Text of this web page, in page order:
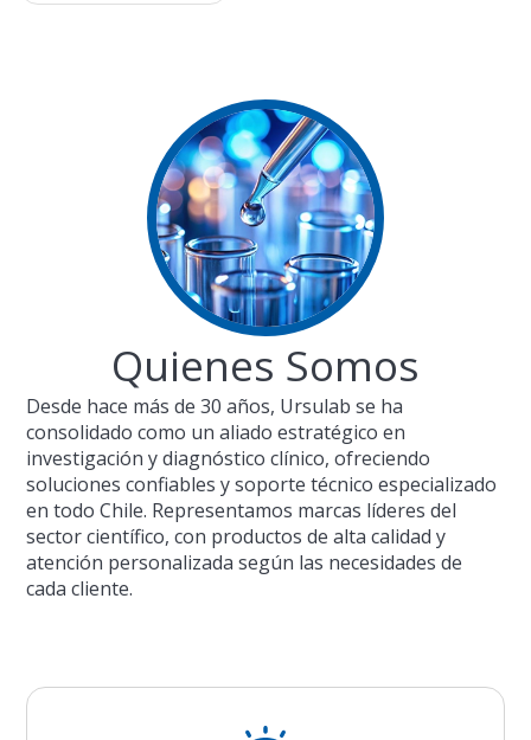
Quienes Somos
Desde hace más de 30 años, Ursulab se ha
consolidado como un aliado estratégico en
investigación y diagnóstico clínico, ofreciendo
soluciones confiables y soporte técnico especializado
en todo Chile. Representamos marcas líderes del
sector científico, con productos de alta calidad y
atención personalizada según las necesidades de
cada cliente.